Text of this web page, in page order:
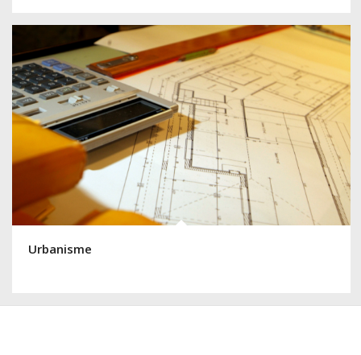
Urbanisme